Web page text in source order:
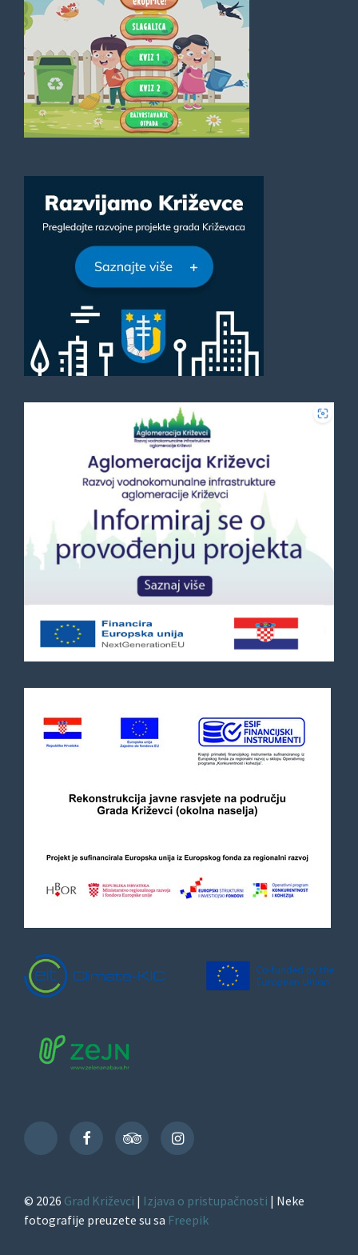
TikTok
FacebookTripAdvisorInstagram
© 2026 Grad Križevci | Izjava o pristupačnosti | Neke
fotografije preuzete su sa Freepik